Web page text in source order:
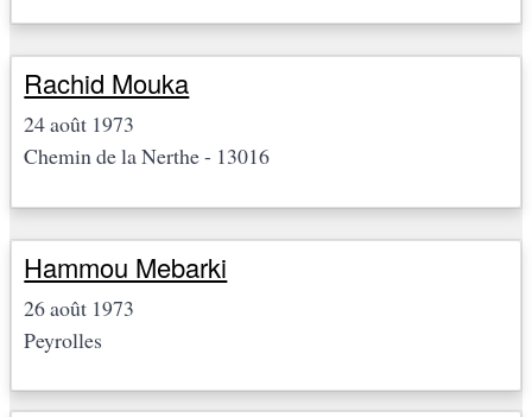
Rachid Mouka
24 août 1973
Chemin de la Nerthe - 13016
Hammou Mebarki
26 août 1973
Peyrolles